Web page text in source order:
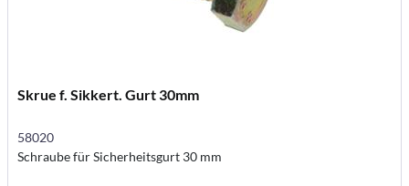
Skrue f. Sikkert. Gurt 30mm
58020
Schraube für Sicherheitsgurt 30 mm